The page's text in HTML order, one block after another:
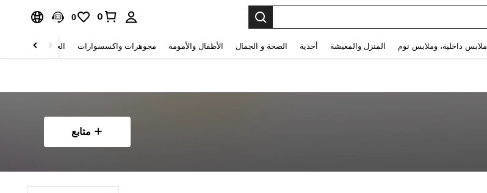
0
0
ملابس داخلية، وملابس نوم المنزل والمعيشة أحذية الصحة و الجمال الأطفال والأمومة مجوهرات واكسسوارات الحقائب والأمتعة
متابع